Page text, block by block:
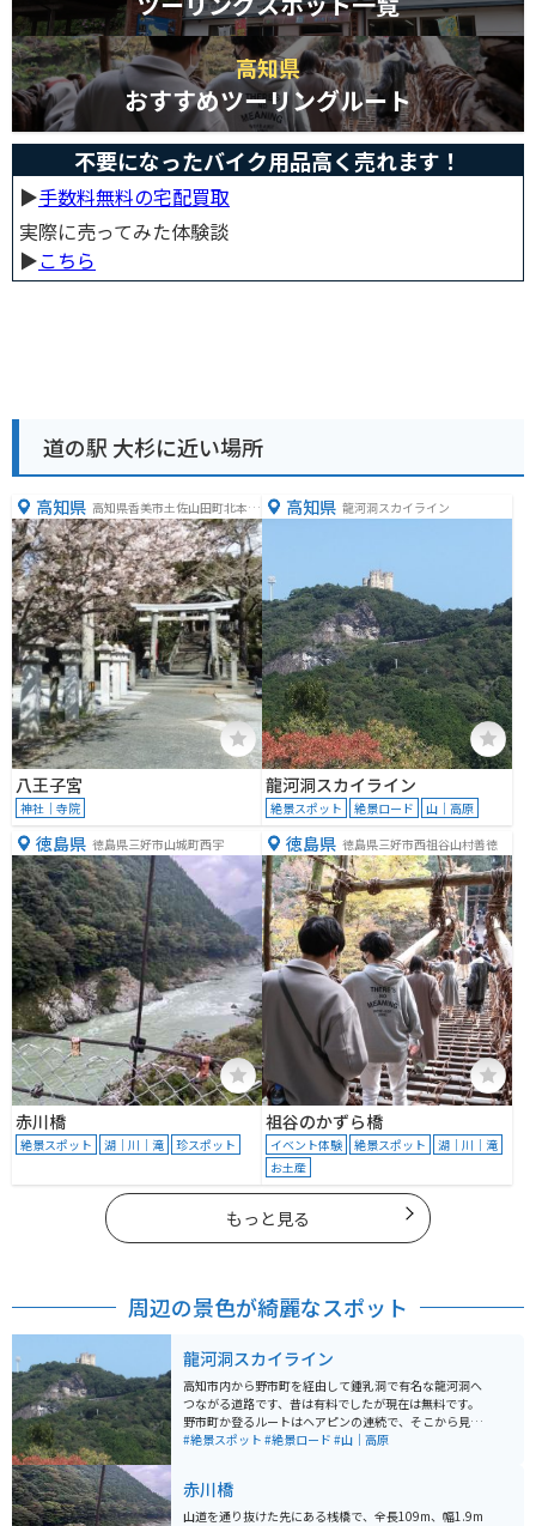
高知県
おすすめツーリングルート
不要になったバイク用品高く売れます！
▶︎手数料無料の宅配買取
実際に売ってみた体験談
▶︎こちら
道の駅 大杉に近い場所
高知県 高知県香美市土佐山田町北本町
2丁目１３６
八王子宮
神社｜寺院
高知県 龍河洞スカイライン
龍河洞スカイライン
絶景スポット 絶景ロード 山｜高原
徳島県 徳島県三好市山城町西宇
赤川橋
絶景スポット 湖｜川｜滝 珍スポット
徳島県 徳島県三好市西祖谷山村善徳
祖谷のかずら橋
イベント体験 絶景スポット
湖｜川｜滝
お土産
もっと見る
周辺の景色が綺麗なスポット
龍河洞スカイライン
高知市内から野市町を経由して鍾乳洞で有名な龍河洞へ
つながる道路です、昔は有料でしたが現在は無料です。
野市町か登るルートはヘアピンの連続で、そこから見え
る景色も素晴らしく、高知平野と太平洋が見渡せます。
#絶景スポット #絶景ロード #山｜高原
赤川橋
山道を通り抜けた先にある桟橋で、全長109m、幅1.9m